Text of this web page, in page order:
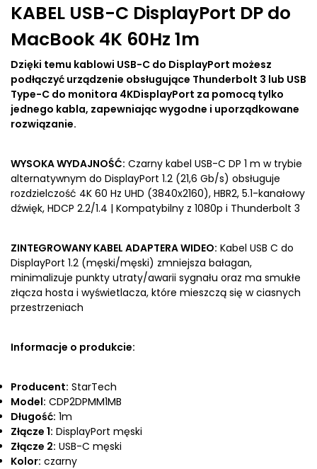
KABEL USB-C DisplayPort DP do
MacBook 4K 60Hz 1m
Dzięki temu kablowi USB-C do DisplayPort możesz
podłączyć urządzenie obsługujące Thunderbolt 3 lub USB
Type-C do monitora 4KDisplayPort za pomocą tylko
jednego kabla, zapewniając wygodne i uporządkowane
rozwiązanie.
WYSOKA WYDAJNOŚĆ: Czarny kabel USB-C DP 1 m w trybie
alternatywnym do DisplayPort 1.2 (21,6 Gb/s) obsługuje
rozdzielczość 4K 60 Hz UHD (3840x2160), HBR2, 5.1-kanałowy
dźwięk, HDCP 2.2/1.4 | Kompatybilny z 1080p i Thunderbolt 3
ZINTEGROWANY KABEL ADAPTERA WIDEO: Kabel USB C do
DisplayPort 1.2 (męski/męski) zmniejsza bałagan,
minimalizuje punkty utraty/awarii sygnału oraz ma smukłe
złącza hosta i wyświetlacza, które mieszczą się w ciasnych
przestrzeniach
Informacje o produkcie:
Producent: StarTech
Model: CDP2DPMM1MB
Długość: 1m
Złącze 1: DisplayPort męski
Złącze 2: USB-C męski
Kolor: czarny